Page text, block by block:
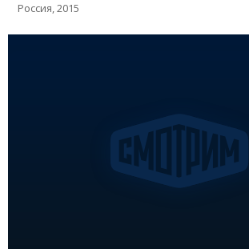
Россия, 2015